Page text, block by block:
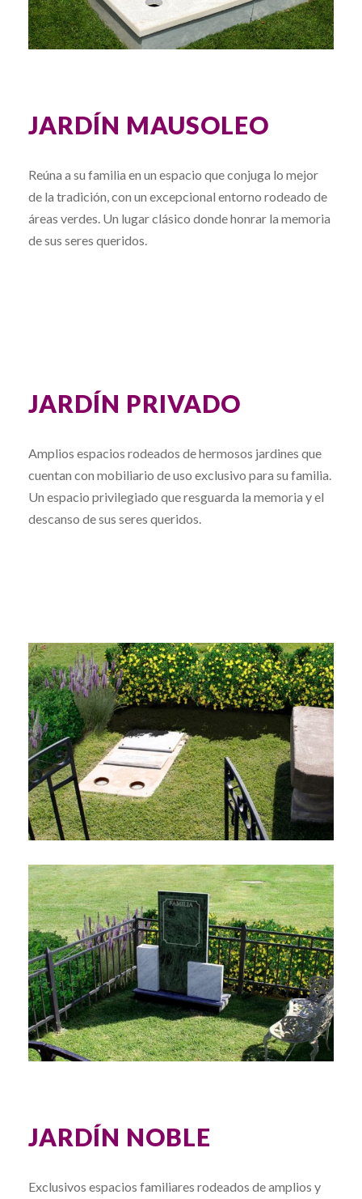
JARDÍN MAUSOLEO
Reúna a su familia en un espacio que conjuga lo mejor
de la tradición, con un excepcional entorno rodeado de
áreas verdes. Un lugar clásico donde honrar la memoria
de sus seres queridos.
JARDÍN PRIVADO
Amplios espacios rodeados de hermosos jardines que
cuentan con mobiliario de uso exclusivo para su familia.
Un espacio privilegiado que resguarda la memoria y el
descanso de sus seres queridos.
JARDÍN NOBLE
Exclusivos espacios familiares rodeados de amplios y